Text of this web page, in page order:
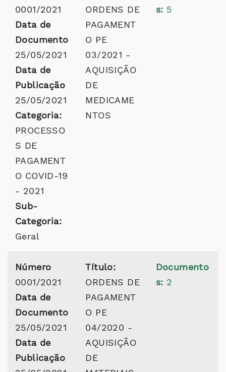
0001/2021
Data de
Documento
25/05/2021
Data de
Publicação
25/05/2021
Categoria:
PROCESSO
S DE
PAGAMENT
O COVID-19
- 2021
Sub-
Categoria:
Geral
ORDENS DE
PAGAMENT
O PE
03/2021 -
AQUISIÇÃO
DE
MEDICAME
NTOS
s: 5
Número
0001/2021
Data de
Documento
25/05/2021
Data de
Publicação
Título:
ORDENS DE
PAGAMENT
O PE
04/2020 -
AQUISIÇÃO
DE
Documento
s: 2